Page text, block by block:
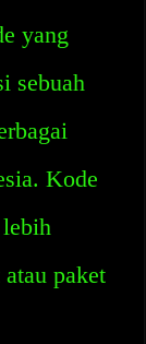
yang
sebuah
Kode
paket